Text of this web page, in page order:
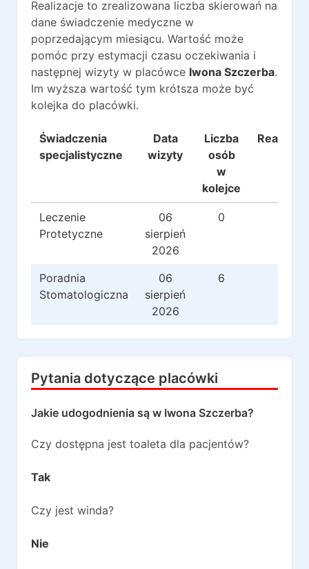
Realizacje to zrealizowana liczba skierowań na
dane świadczenie medyczne w
poprzedającym miesiącu. Wartość może
pomóc przy estymacji czasu oczekiwania i
następnej wizyty w placówce Iwona Szczerba.
Im wyższa wartość tym krótsza może być
kolejka do placówki.
Świadczenia
specjalistyczne
Data
wizyty
Liczba
osób
w
kolejce
Leczenie
Protetyczne
06
sierpień
2026
0
Poradnia
Stomatologiczna
06
sierpień
2026
6
Pytania dotyczące placówki
Jakie udogodnienia są w Iwona Szczerba?
Czy dostępna jest toaleta dla pacjentów?
Tak
Czy jest winda?
Nie